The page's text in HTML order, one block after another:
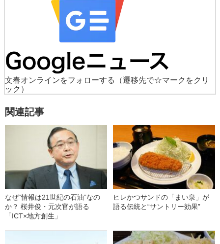
文春オンラインをフォローする
（遷移先で☆マークをクリ
ック）
関連記事
なぜ“情報は21世紀の石油”なの
か？ 桜井俊・元次官が語る
「ICT×地方創生」
ヒレかつサンドの「まい泉」が
語る伝統と“サントリー効果”